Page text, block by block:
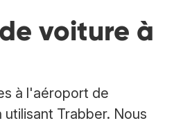
voiture à
à l'aéroport de
utilisant Trabber. Nous